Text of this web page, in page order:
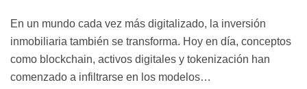
En un mundo cada vez más digitalizado, la inversión
inmobiliaria también se transforma. Hoy en día, conceptos
como blockchain, activos digitales y tokenización han
comenzado a infiltrarse en los modelos…